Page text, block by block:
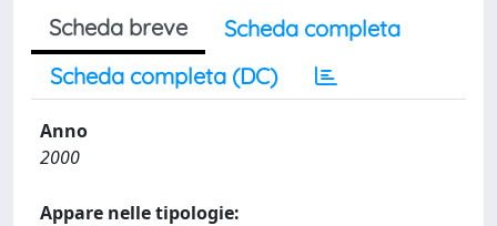
Scheda breve
Scheda completa
Scheda completa (DC)
Anno
2000
Appare nelle tipologie: